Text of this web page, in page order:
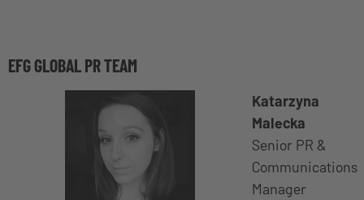
EFG GLOBAL PR TEAM
Katarzyna
Malecka
Senior PR &
Communications
Manager